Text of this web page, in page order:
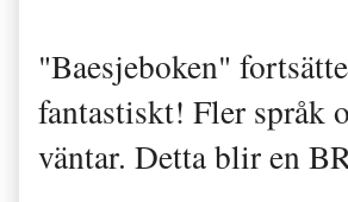
"Baesjeboken"
fantastiskt! Fler språk
väntar. Detta blir en